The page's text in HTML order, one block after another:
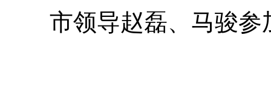
市领导赵磊、马骏参